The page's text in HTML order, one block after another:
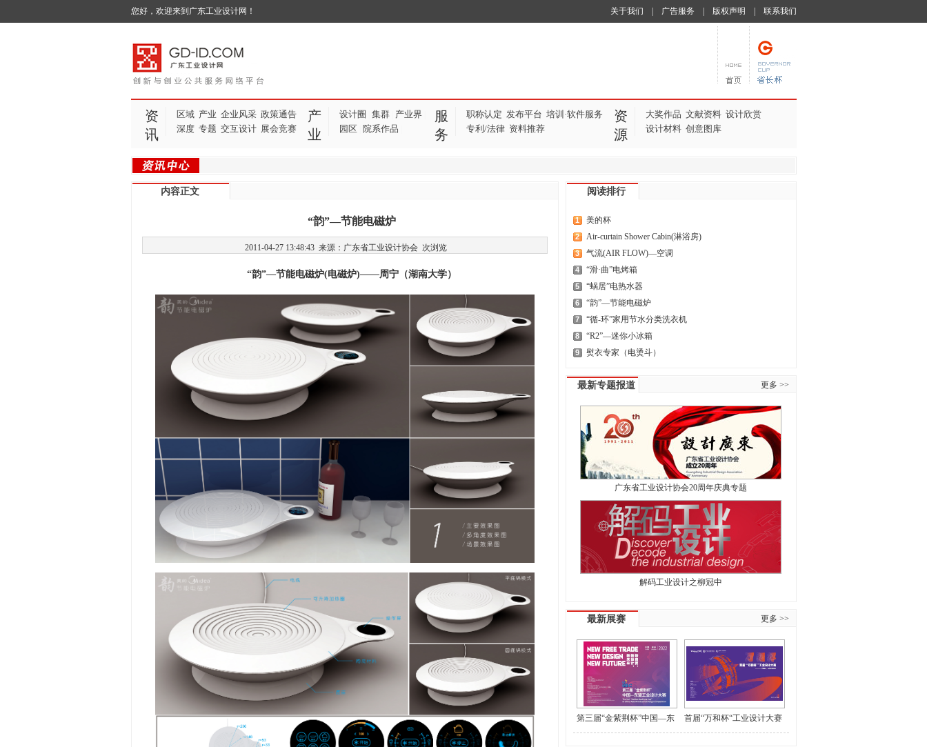
关于我们 广告服务 版权声明 联系我们
您好，欢迎来到广东工业设计网！
资
讯
区域 产业 企业风采 政策通告
深度 专题 交互设计 展会竞赛
产
业
设计圈 集群| 产业界
园区 院系作品
服
务
职称认定 发布平台 培训·软件服务
专利/法律 资料推荐
资
源
大奖作品 文献资料 设计欣赏
设计材料 创意图库
内容正文
“韵”—节能电磁炉
2011-04-27 13:48:43 来源：广东省工业设计协会 次浏览
“韵”—节能电磁炉(电磁炉)——周宁（湖南大学）
阅读排行
1 美的杯
2 Air-curtain Shower Cabin(淋浴房)
3 气流(AIR FLOW)—空调
4 “滑·曲”电烤箱
5 “蜗居”电热水器
6 “韵”—节能电磁炉
7 “循-环”家用节水分类洗衣机
8 “R2”—迷你小冰箱
9 熨衣专家（电烫斗）
更多 >>
最新专题报道
广东省工业设计协会20周年庆典专题
解码工业设计之柳冠中
更多 >>
最新展赛
第三届“金紫荆杯”中国—东
首届“万和杯“工业设计大赛